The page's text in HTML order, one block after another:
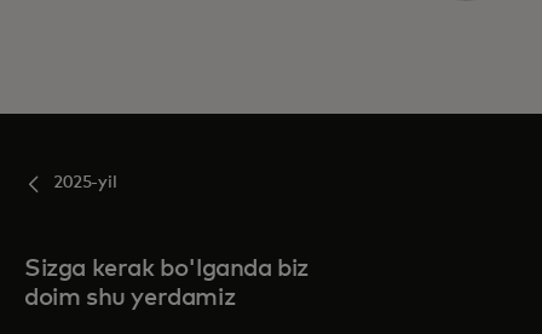
2025-yil
Sizga kerak bo'lganda biz
doim shu yerdamiz